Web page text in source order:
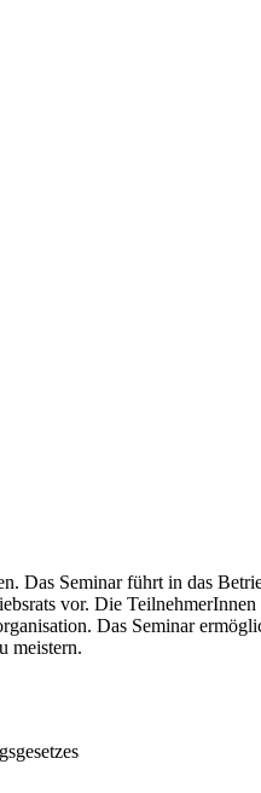
Das Seminar führt in das
vor. Die
Das Seminar
meistern.